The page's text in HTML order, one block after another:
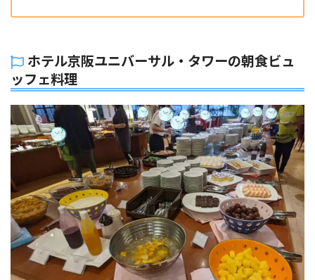
ホテル京阪ユニバーサル・タワーの朝食ビュ
ッフェ料理